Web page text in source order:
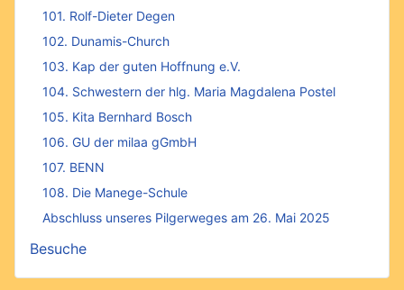
101. Rolf-Dieter Degen
102. Dunamis-Church
103. Kap der guten Hoffnung e.V.
104. Schwestern der hlg. Maria Magdalena Postel
105. Kita Bernhard Bosch
106. GU der milaa gGmbH
107. BENN
108. Die Manege-Schule
Abschluss unseres Pilgerweges am 26. Mai 2025
Besuche